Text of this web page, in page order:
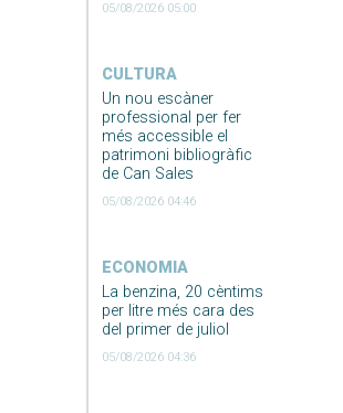
05/08/2026 05:00
CULTURA
Un nou escàner
professional per fer
més accessible el
patrimoni bibliogràfic
de Can Sales
05/08/2026 04:46
ECONOMIA
La benzina, 20 cèntims
per litre més cara des
del primer de juliol
05/08/2026 04:36